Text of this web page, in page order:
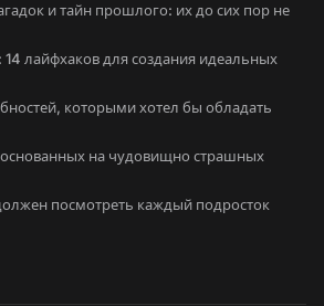
и тайн прошлого: их до сих пор не
лайфхаков для создания идеальных
которыми хотел бы обладать
основанных на чудовищно страшных
посмотреть каждый подросток